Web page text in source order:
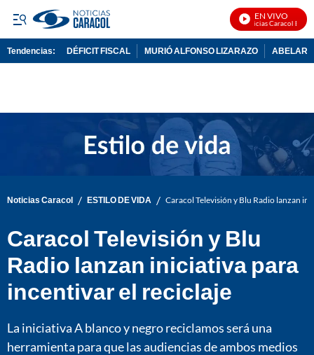
EN VIVO
Noticias Caracol En
Tendencias: DÉFICIT FISCAL MURIÓ ALFONSO LIZARAZO
Noticias Caracol / ESTILO DE VIDA / Caracol Televisión y Blu Radio lanzan
Caracol Televisión y Blu
Radio lanzan iniciativa para
incentivar el reciclaje
La iniciativa A blanco y negro reciclamos será una
herramienta para que las audiencias de ambos medios